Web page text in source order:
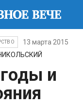
13 марта 2015
и